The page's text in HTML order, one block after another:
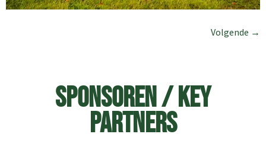
Volgende →
Sponsoren / Key
Partners